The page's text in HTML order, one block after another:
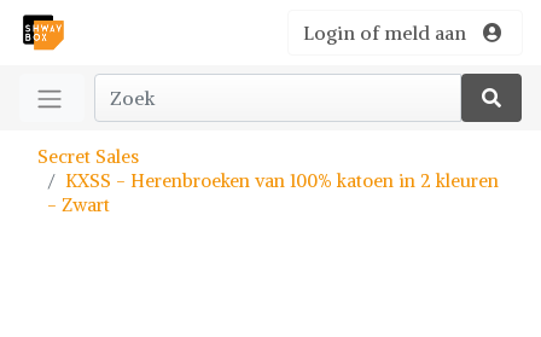
Login of meld aan
Secret Sales
KXSS - Herenbroeken van 100% katoen in 2 kleuren
- Zwart